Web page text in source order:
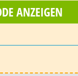
ANZEIGEN